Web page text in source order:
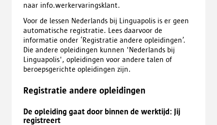
naar info.werkervaringsklant.
Voor de lessen Nederlands bij Linguapolis is er geen
automatische registratie. Lees daarvoor de
informatie onder ‘Registratie andere opleidingen’.
Die andere opleidingen kunnen 'Nederlands bij
Linguapolis', opleidingen voor andere talen of
beroepsgerichte opleidingen zijn.
Registratie andere opleidingen
De opleiding gaat door binnen de werktijd: Jij
registreert